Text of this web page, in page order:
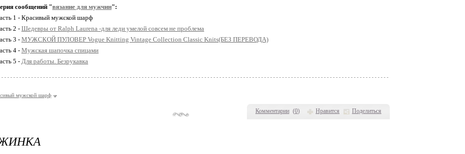
Комментарии (0) Нравится Поделиться
сообщений "вязание для мужчин":
1 - Красивый мужской шарф
2 -Шедевры от Ralph Laurenа -для леди умелой совсем не проблема
3 -МУЖСКОЙ ПУЛОВЕР Vogue Knitting Vintage Collection Classic Knits(БЕЗ ПЕРЕВОДА)
4 -Мужская шапочка спицами
5 -Для работы. Безрукавка
мужской шарф